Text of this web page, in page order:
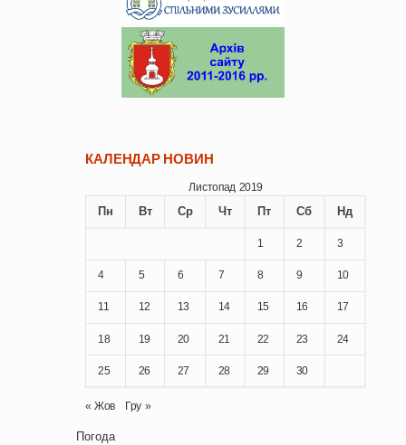
КАЛЕНДАР НОВИН
Листопад 2019
Пн Вт Ср Чт Пт Сб Нд
1 2 3
4 5 6 7 8 9 10
11 12 13 14 15 16 17
18 19 20 21 22 23 24
25 26 27 28 29 30
« Жов Гру »
Погода